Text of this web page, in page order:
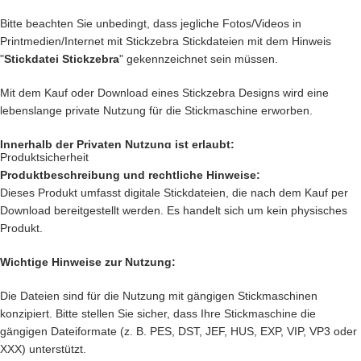
Bitte beachten Sie unbedingt, dass jegliche Fotos/Videos in
Printmedien/Internet mit Stickzebra Stickdateien mit dem Hinweis
"Stickdatei Stickzebra" gekennzeichnet sein müssen.
Mit dem Kauf oder Download eines Stickzebra Designs wird eine
lebenslange private Nutzung für die Stickmaschine erworben.
Innerhalb der Privaten Nutzung ist erlaubt:
Private Nutzung auf einem Produkt, das mit einer Stickmaschine
hergestellt worden ist, oder ein Produkt, das mit einer Stickzebra
Stickdatei bestickt wurde.
Nutzung auf Produkten, die als Geschenk oder Spende dienen sollen.
Verkauf des Produkts, das mit einer Stickmaschine hergestellt worden
ist, oder ein Produkt, das mit einer Stickzebra Stickdatei bestickt
wurde.
Sämtliche Änderungen an den Stickdateien sind verboten.
Produktsicherheit
Produktbeschreibung und rechtliche Hinweise:
Dieses Produkt umfasst digitale Stickdateien, die nach dem Kauf per
Download bereitgestellt werden. Es handelt sich um kein physisches
Produkt.
Wichtige Hinweise zur Nutzung:
Die Dateien sind für die Nutzung mit gängigen Stickmaschinen
konzipiert. Bitte stellen Sie sicher, dass Ihre Stickmaschine die
gängigen Dateiformate (z. B. PES, DST, JEF, HUS, EXP, VIP, VP3 oder
XXX) unterstützt.